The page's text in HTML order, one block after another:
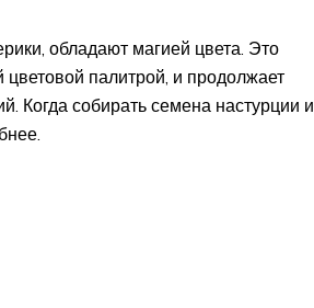
обладают магией цвета. Это
цветовой палитрой, и продолжает
Когда собирать семена настурции и